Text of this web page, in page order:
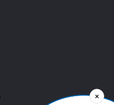
×